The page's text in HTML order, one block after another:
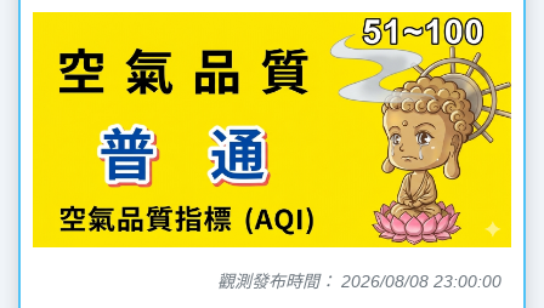
觀測發布時間： 2026/08/08 23:00:00